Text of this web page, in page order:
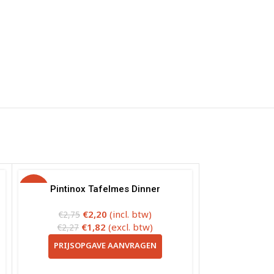
Pintinox Tafelmes Dinner
€2,75 €2,20 (incl. btw)
€2,27 €1,82 (excl. btw)
PRIJSOPGAVE AANVRAGEN